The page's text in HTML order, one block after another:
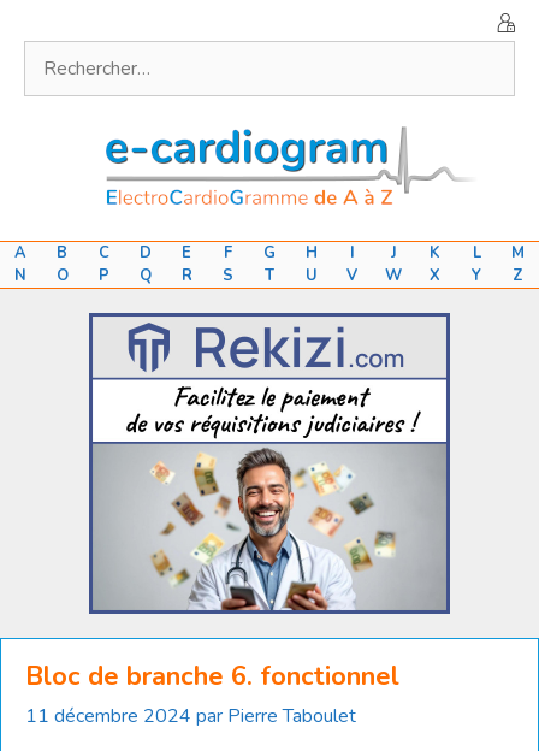
contenu
A B C D E F G H I J K L
M
N
O P Q R S T U V W X Y Z
Bloc de branche 6. fonctionnel
11 décembre 2024 par Pierre Taboulet